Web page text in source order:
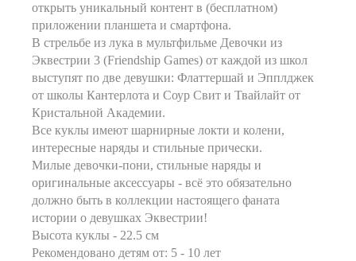
открыть уникальный контент в (бесплатном)
приложении планшета и смартфона.
В стрельбе из лука в мультфильме Девочки из
Эквестрии 3 (Friendship Games) от каждой из школ
выступят по две девушки: Флаттершай и Эпплджек
от школы Кантерлота и Соур Свит и Твайлайт от
Кристальной Академии.
Все куклы имеют шарнирные локти и колени,
интересные наряды и стильные прически.
Милые девочки-пони, стильные наряды и
оригинальные аксессуары - всё это обязательно
должно быть в коллекции настоящего фаната
истории о девушках Эквестрии!
Высота куклы - 22.5 см
Рекомендовано детям от: 5 - 10 лет